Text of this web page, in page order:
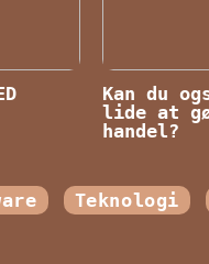
Kan du
lide at
handel?
Teknologi